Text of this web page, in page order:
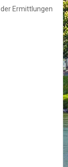
Ermittlungen